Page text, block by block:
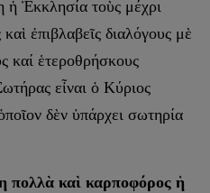
ἡ Ἐκκλησία τοὺς μέχρι
ἐπιβλαβεῖς διαλόγους μὲ
καί ἑτεροθρήσκους
εἶναι ὁ Κύριος
δὲν ὑπάρχει σωτηρία
πολλὰ καὶ καρποφόρος ἡ